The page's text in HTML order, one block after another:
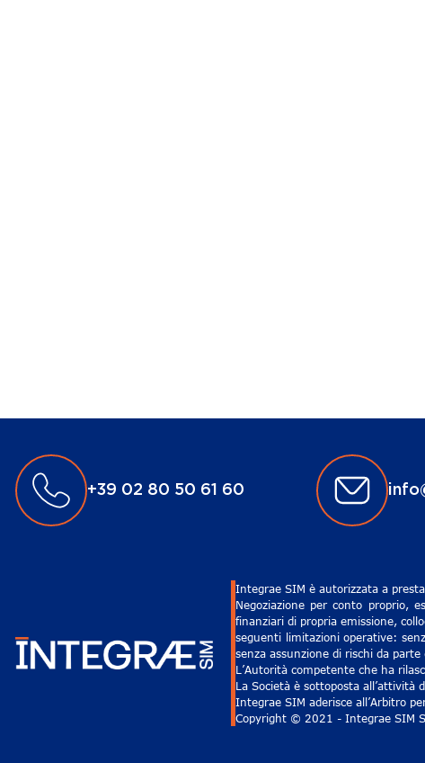
+39 02 80 50 61 60
Integrae SIM è autorizzata a
Negoziazione per conto proprio,
finanziari di propria emissione,
seguenti limitazioni operative:
senza assunzione di rischi da parte
L’Autorità competente che ha
La Società è sottoposta all’attività
Integrae SIM aderisce all’Arbitro
Copyright © 2021 - Integrae SIM